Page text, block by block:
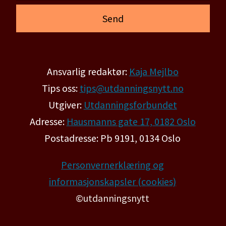
Ansvarlig redaktør: Kaja Mejlbo
Tips oss: tips@utdanningsnytt.no
Utgiver: Utdanningsforbundet
Adresse: Hausmanns gate 17, 0182 Oslo
Postadresse: Pb 9191, 0134 Oslo
Personvernerklæring og
informasjonskapsler (cookies)
©utdanningsnytt